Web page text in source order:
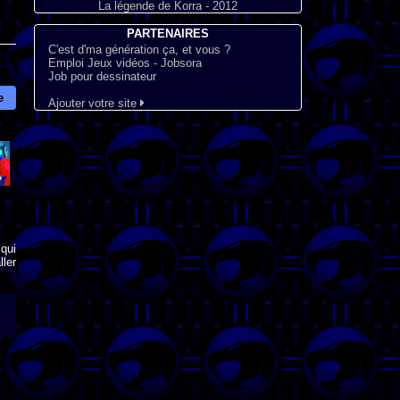
La légende de Korra - 2012
PARTENAIRES
C'est d'ma génération ça, et vous ?
Emploi Jeux vidéos - Jobsora
Job pour dessinateur
Ajouter votre site